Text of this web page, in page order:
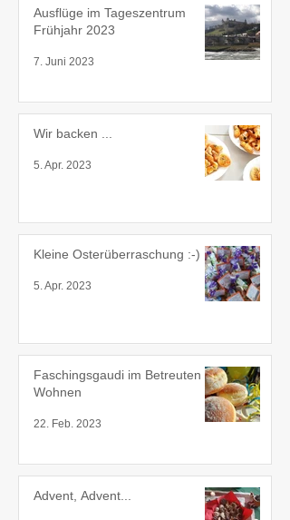
Ausflüge im Tageszentrum
Frühjahr 2023
7. Juni 2023
Wir backen ...
5. Apr. 2023
Kleine Osterüberraschung :-)
5. Apr. 2023
Faschingsgaudi im Betreuten
Wohnen
22. Feb. 2023
Advent, Advent...